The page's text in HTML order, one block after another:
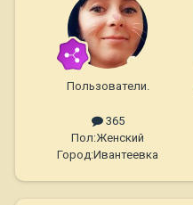
Пользователи.
365
Пол:Женский
Город:Ивантеевка